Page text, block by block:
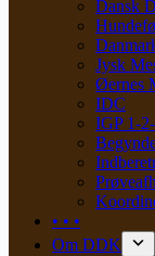
Dansk
Jysk
Øernes
IDC
IGP 1-
• • •
Om DDK